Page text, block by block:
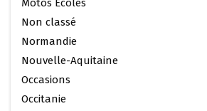
Motos Ecoles
Non classé
Normandie
Nouvelle-Aquitaine
Occasions
Occitanie